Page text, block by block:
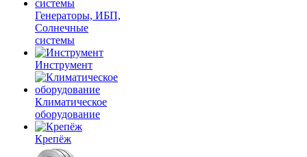
Генераторы, ИБП,
Солнечные
системы
Инструмент
Климатическое
оборудование
Крепёж